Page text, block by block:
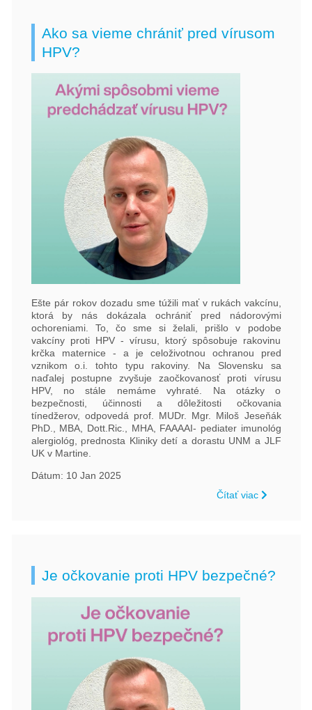
príručky
Mapa
Klinické
skúšania
Podcasty
Rakovina
prsníka
Rakovina
hrubého
čreva
Rakovina
pankreasu
Rakovina
prostaty
a
semenníkov
Rakovina
krčka
maternice
Neuroendokrinné
tumory
Rakovina
pľúc
Rakovina
Podporte
nás
darujme.sk
pre
Ako sa vieme chrániť pred vírusom
HPV?
Ešte pár rokov dozadu sme túžili mať v rukách vakcínu,
ktorá by nás dokázala ochrániť pred nádorovými
ochoreniami. To, čo sme si želali, prišlo v podobe
vakcíny proti HPV - vírusu, ktorý spôsobuje rakovinu
krčka maternice - a je celoživotnou ochranou pred
vznikom o.i. tohto typu rakoviny. Na Slovensku sa
naďalej postupne zvyšuje zaočkovanosť proti vírusu
HPV, no stále nemáme vyhraté. Na otázky o
bezpečnosti, účinnosti a dôležitosti očkovania
tínedžerov, odpovedá prof. MUDr. Mgr. Miloš Jeseňák
PhD., MBA, Dott.Ric., MHA, FAAAAI- pediater imunológ
alergiológ, prednosta Kliniky detí a dorastu UNM a JLF
UK v Martine.
Dátum: 10 Jan 2025
Čítať viac
Je očkovanie proti HPV bezpečné?